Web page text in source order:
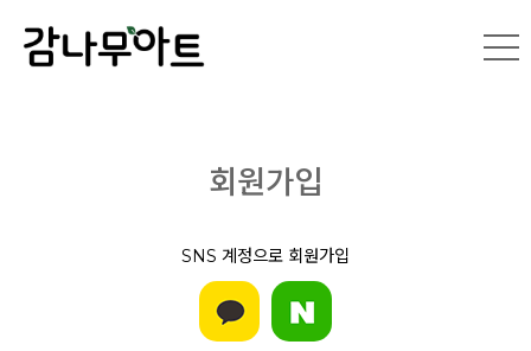
회원가입
SNS 계정으로 회원가입